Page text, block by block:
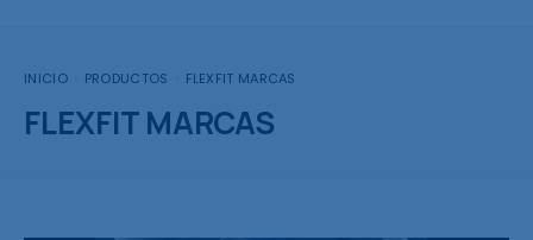
INICIO PRODUCTOS FLEXFIT MARCAS
FLEXFIT MARCAS